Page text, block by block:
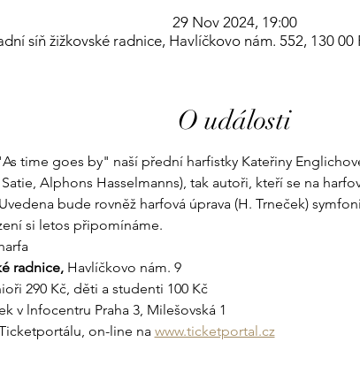
29 Nov 2024, 19:00
síň žižkovské radnice, Havlíčkovo nám. 552, 130 00
O události
time goes by" naší přední harfistky Kateřiny
Alphons Hasselmanns), tak autoři, kteří se na
bude rovněž harfová úprava (H. Trneček)
si letos připomínáme.
radnice, Havlíčkovo nám. 9
290 Kč, děti a studenti 100 Kč
v lnfocentru Praha 3, Milešovská 1
on-line na www.ticketportal.cz